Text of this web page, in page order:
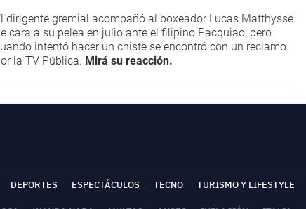
dirigente gremial acompañó al boxeador Lucas Matthysse
cara a su pelea en julio ante el filipino Pacquiao, pero
intentó hacer un chiste se encontró con un reclamo
la TV Pública. Mirá su reacción.
DEPORTES ESPECTÁCULOS TECNO TURISMO Y LIFESTYLE